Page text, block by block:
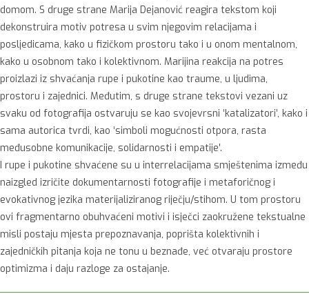
domom. S druge strane Marija Dejanović reagira tekstom koji
dekonstruira motiv potresa u svim njegovim relacijama i
posljedicama, kako u fizičkom prostoru tako i u onom mentalnom,
kako u osobnom tako i kolektivnom. Marijina reakcija na potres
proizlazi iz shvaćanja rupe i pukotine kao traume, u ljudima,
prostoru i zajednici. Međutim, s druge strane tekstovi vezani uz
svaku od fotografija ostvaruju se kao svojevrsni ‘katalizatori’, kako i
sama autorica tvrdi, kao ‘simboli mogućnosti otpora, rasta
međusobne komunikacije, solidarnosti i empatije’.
I rupe i pukotine shvaćene su u interrelacijama smještenima između
naizgled izričite dokumentarnosti fotografije i metaforičnog i
evokativnog jezika materijaliziranog riječju/stihom. U tom prostoru
ovi fragmentarno obuhvaćeni motivi i isječci zaokružene tekstualne
misli postaju mjesta prepoznavanja, poprišta kolektivnih i
zajedničkih pitanja koja ne tonu u beznađe, već otvaraju prostore
optimizma i daju razloge za ostajanje.